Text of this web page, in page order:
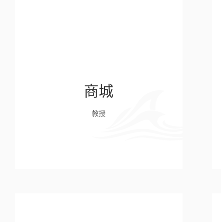
商城
教授